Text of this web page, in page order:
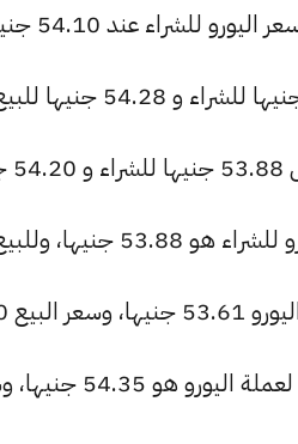
جنيها، وللبيع عند 54.42 جنيها.
54.20 جنيها.
جنيها.
وسعر البيع هو 54.68 جنيها.